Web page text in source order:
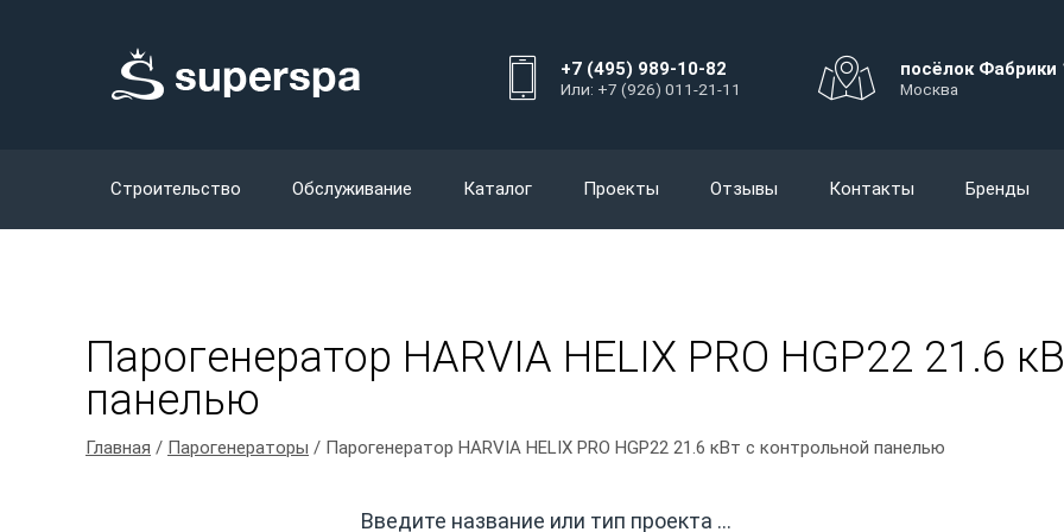
+7 (495) 989-10-82
Или: +7 (926) 011-21-11
посёлок Фабрики
Москва
Строительство Обслуживание Каталог Проекты Отзывы Контакты Бренды
Парогенератор HARVIA HELIX PRO HGP22 21.6
панелью
Главная / Парогенераторы / Парогенератор HARVIA HELIX PRO HGP22 21.6 кВт с контрольной панелью